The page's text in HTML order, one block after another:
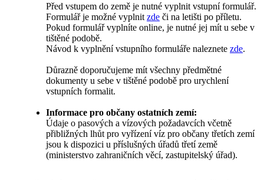
Před vstupem do země je nutné vyplnit vstupní formulář.
Formulář je možné vyplnit zde či na letišti po příletu.
Pokud formulář vyplníte online, je nutné jej mít u sebe v
tištěné podobě.
Návod k vyplnění vstupního formuláře naleznete zde.
Důrazně doporučujeme mít všechny předmětné
dokumenty u sebe v tištěné podobě pro urychlení
vstupních formalit.
Informace pro občany ostatních zemí:
Údaje o pasových a vízových požadavcích včetně
přibližných lhůt pro vyřízení víz pro občany třetích zemí
jsou k dispozici u příslušných úřadů třetí země
(ministerstvo zahraničních věcí, zastupitelský úřad).